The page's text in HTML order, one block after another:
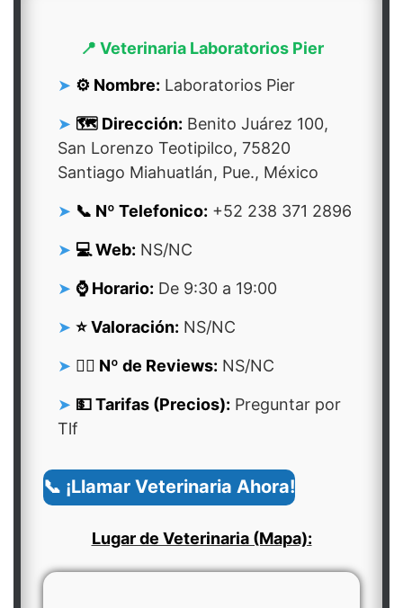
📍 Veterinaria Laboratorios Pier
⚙️ Nombre: Laboratorios Pier
🗺️ Dirección: Benito Juárez 100,
San Lorenzo Teotipilco, 75820
Santiago Miahuatlán, Pue., México
📞 Nº Telefonico: +52 238 371 2896
💻 Web: NS/NC
⌚ Horario: De 9:30 a 19:00
⭐ Valoración: NS/NC
👍🏻 Nº de Reviews: NS/NC
💵 Tarifas (Precios): Preguntar por
Tlf
📞 ¡Llamar Veterinaria Ahora!
Lugar de Veterinaria (Mapa):